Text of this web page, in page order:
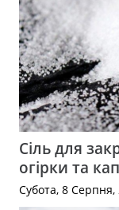
Сіль для
огірки та
Субота, 8 Серпня,